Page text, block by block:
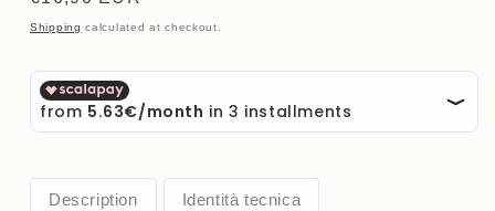
price
Shipping calculated at checkout.
Description Identità tecnica